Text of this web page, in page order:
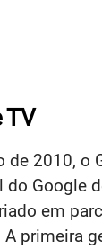
TV
de 2010, o
Google
em
A primeira